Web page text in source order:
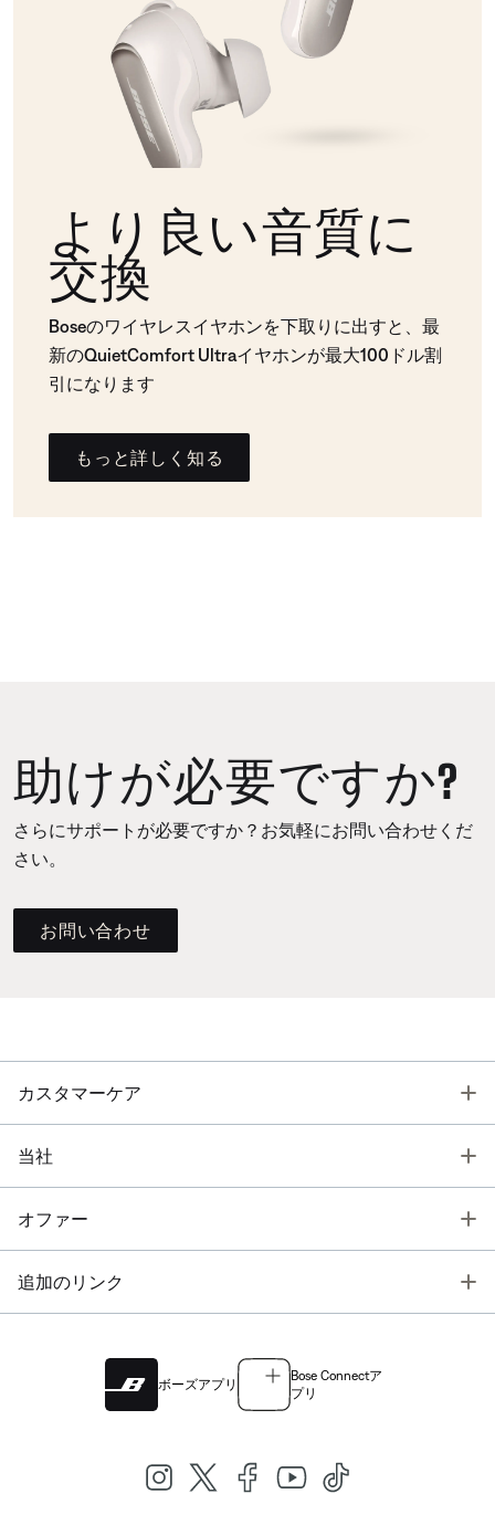
より良い音質に
交換
Boseのワイヤレスイヤホンを下取りに出すと、最
新のQuietComfort Ultraイヤホンが最大100ドル割
引になります
もっと詳しく知る
助けが必要ですか?
さらにサポートが必要ですか？お気軽にお問い合わせくだ
さい。
お問い合わせ
カスタマーケア
当社
オファー
追加のリンク
ボーズアプリ
Bose Connectア
プリ